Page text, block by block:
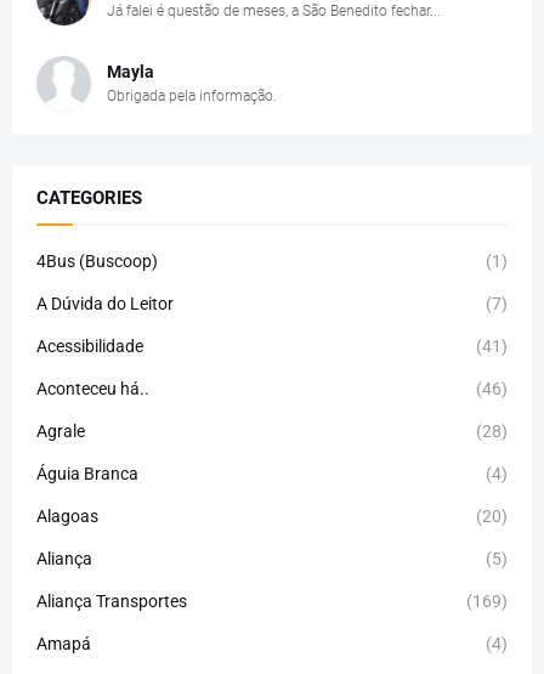
Já falei é questão de meses, a São Benedito fechar...
Mayla
Obrigada pela informação.
CATEGORIES
4Bus (Buscoop) (1)
A Dúvida do Leitor (7)
Acessibilidade (41)
Aconteceu há.. (46)
Agrale (28)
Águia Branca (4)
Alagoas (20)
Aliança (5)
Aliança Transportes (169)
Amapá (4)